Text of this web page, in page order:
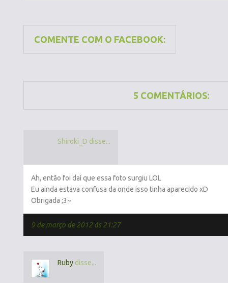
COMENTE COM O FACEBOOK:
5 COMENTÁRIOS:
Shiroki_D disse...
Ah, então foi daí que essa foto surgiu LOL
Eu ainda estava confusa da onde isso tinha aparecido xD
Obrigada ;3~
9 de março de 2012 às 21:27
Ruby disse...